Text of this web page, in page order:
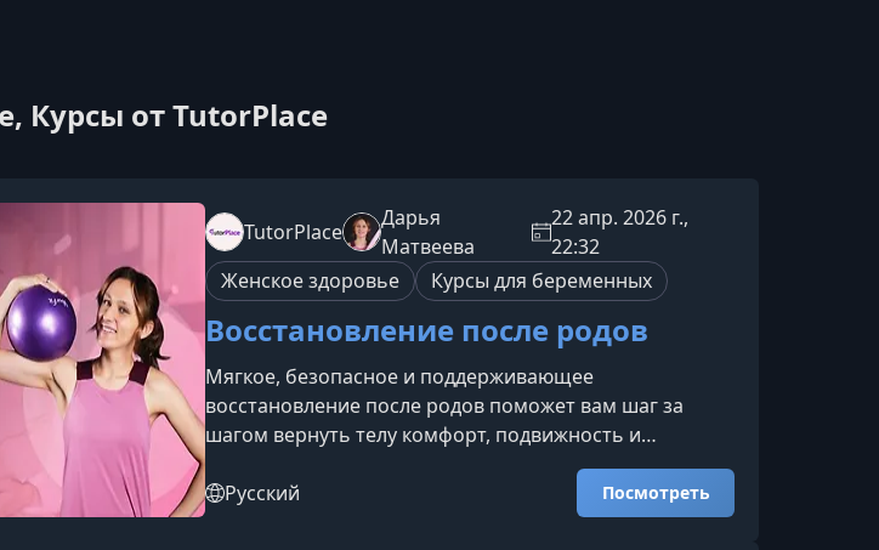
Курсы от TutorPlace
TutorPlace
Дарья
Матвеева
22 апр. 2026 г.,
22:32
Женское здоровье
Курсы для беременных
Восстановление после родов
Мягкое, безопасное и поддерживающее
восстановление после родов поможет вам шаг за
шагом вернуть телу комфорт, подвижность и
уверенность. Короткие практики, дыхание, работа со
стопами, мягкие упражнения на мобильность и
расслабление органично впишутся в любой график и
Русский Посмотреть